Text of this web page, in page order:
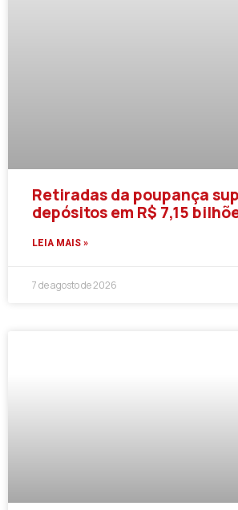
Retiradas da poupança
depósitos em R$ 7,15
LEIA MAIS »
7 de agosto de 2026